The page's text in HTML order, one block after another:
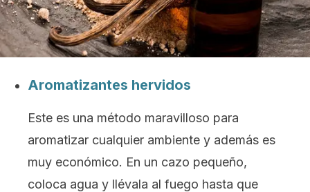
Aromatizantes hervidos
Este es una método maravilloso para
aromatizar cualquier ambiente y además es
muy económico. En un cazo pequeño,
coloca agua y llévala al fuego hasta que